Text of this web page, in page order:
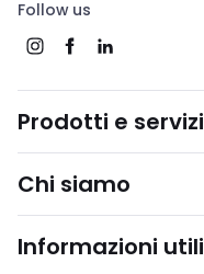
Follow us
Prodotti e servizi
Chi siamo
Informazioni utili